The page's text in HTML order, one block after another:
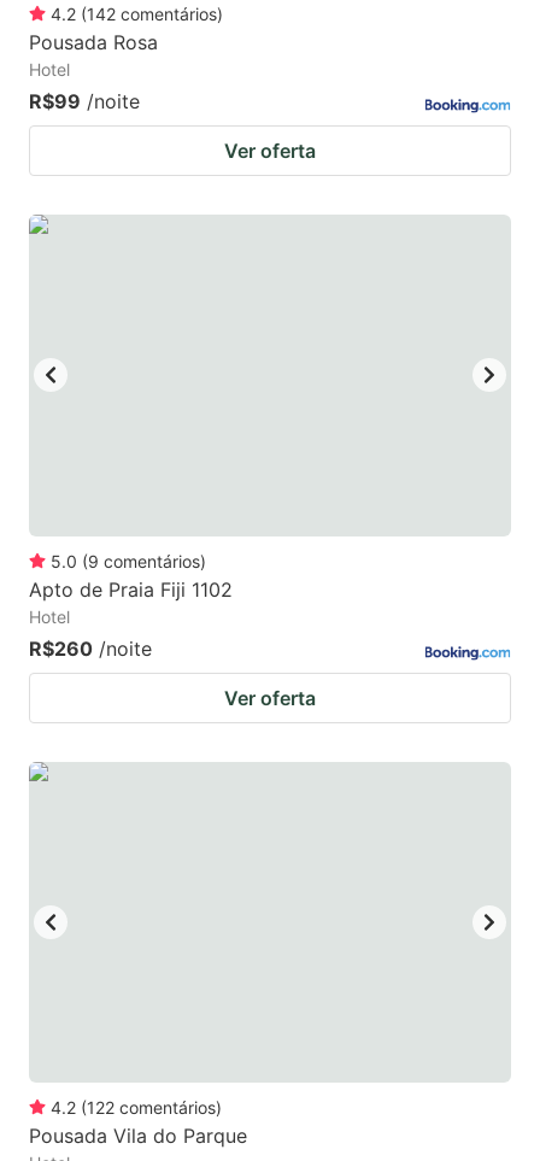
4.2 (142 comentários)
Pousada Rosa
Hotel
R$99 /noite
Ver oferta
5.0 (9 comentários)
Apto de Praia Fiji 1102
Hotel
R$260 /noite
Ver oferta
4.2 (122 comentários)
Pousada Vila do Parque